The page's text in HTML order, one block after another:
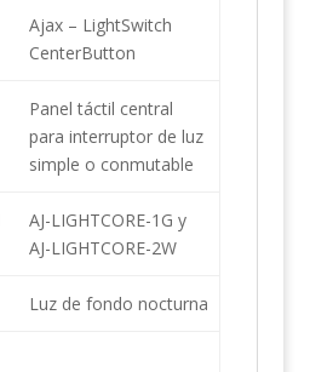
Ajax – LightSwitch
CenterButton
Panel táctil central
para interruptor de luz
simple o conmutable
AJ-LIGHTCORE-1G y
AJ-LIGHTCORE-2W
Luz de fondo nocturna